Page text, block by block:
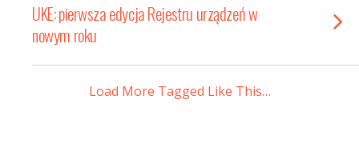
UKE: pierwsza edycja Rejestru urządzeń w
nowym roku
Load More Tagged Like This…